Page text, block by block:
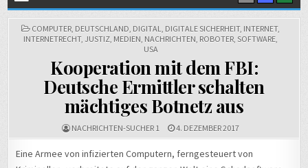
POSTED
IN
COMPUTER, DEUTSCHLAND, DIGITAL, DIGITALE SICHERHEIT, INTERNET,
INTERNETRECHT, JUSTIZ, MEDIEN, NACHRICHTEN, ROBOTER, SOFTWARE,
USA
Kooperation mit dem FBI:
Deutsche Ermittler schalten
mächtiges Botnetz aus
NACHRICHTEN-SUCHER 1 4. DEZEMBER 2017
Eine Armee von infizierten Computern, ferngesteuert von